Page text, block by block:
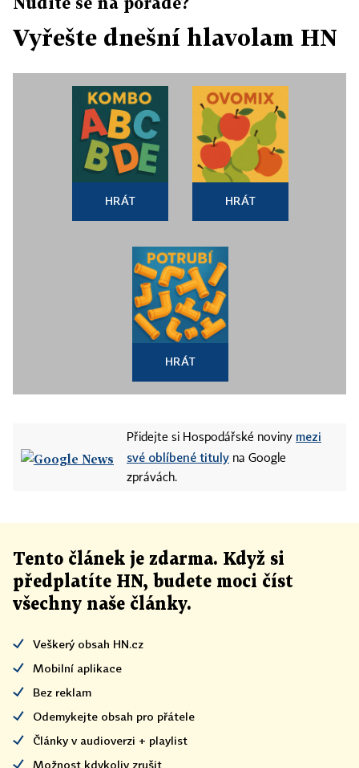
Vyřešte dnešní hlavolam HN
HRÁT HRÁT
HRÁT
Přidejte si Hospodářské noviny mezi
své oblíbené tituly na Google
zprávách.
Tento článek je zdarma. Když si
předplatíte HN, budete moci číst
všechny naše články.
Veškerý obsah HN.cz
Mobilní aplikace
Bez reklam
Odemykejte obsah pro přátele
Články v audioverzi + playlist
Možnost kdykoliv zrušit